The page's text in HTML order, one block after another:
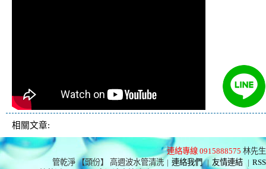
相關文章:
連絡專線 0915888575 林先生
管乾淨 【頭份】 高週波水管清洗 | 連絡我們 | 友情連結 | RSS